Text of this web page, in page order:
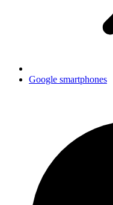
Google smartphones